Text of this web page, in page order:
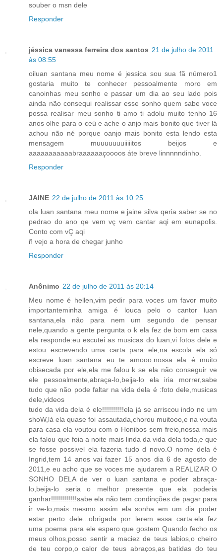
souber o msn dele
Responder
jéssica vanessa ferreira dos santos 21 de julho de 2011
às 08:55
oiluan santana meu nome é jessica sou sua fã número1
gostaria muito te conhecer pessoalmente moro em
canoinhas meu sonho e passar um dia ao seu lado pois
ainda não consequi realissar esse sonho quem sabe voce
possa realisar meu sonho ti amo ti adolu muito tenho 16
anos olhe para o ceú e ache o anjo mais bonito que tiver lá
achou não né porque oanjo mais bonito esta lendo esta
mensagem muuuuuuuiiiiitos beijos e
aaaaaaaaaaabraaaaaaçoooos áte breve linnnnndinho.
Responder
JAINE 22 de julho de 2011 às 10:25
ola luan santana meu nome e jaine silva qeria saber se no
pedrao do ano qe vem vç vem cantar aqi em eunapolis.
Conto com vÇ aqi
ñ vejo a hora de chegar junho
Responder
Anônimo 22 de julho de 2011 às 20:14
Meu nome é hellen,vim pedir para voces um favor muito
importanteminha amiga é louca pelo o cantor luan
santana,ela não para nem um segundo de pensar
nele,quando a gente pergunta o k ela fez de bom em casa
ela responde:eu escutei as musicas do luan,vi fotos dele e
estou escrevendo uma carta para ele,na escola ela só
escreve luan santana eu te amooo.nossa ela é muito
obisecada por ele,ela me falou k se ela não conseguir ve
ele pessoalmente,abraça-lo,beija-lo ela iria morrer,sabe
tudo que não pode faltar na vida dela é :foto dele,musicas
dele,videos
tudo da vida dela é ele!!!!!!!!!!!ela já se arriscou indo ne um
shoW,lá ela quase foi assautada,chorou muitooo,e na vouta
para casa ela voutou com o Honibos sem freio,nossa mais
ela falou que foia a noite mais linda da vida dela toda,e que
se fosse possivel ela fazeria tudo d novo.O nome dela é
Ingrid,tem 14 anos vai fazer 15 anos dia 6 de agosto de
2011,e eu acho que se voces me ajudarem a REALIZAR O
SONHO DELA de ver o luan santana e poder abraça-
lo,beija-lo seria o melhor presente que ela poderia
ganhar!!!!!!!!!!!!!sabe ela não tem condinções de pagar para
ir ve-lo,mais mesmo assim ela sonha em um dia poder
estar perto dele...obrigada por lerem essa carta.ela fez
uma poema para ele espero que gostem Quando fecho os
meus olhos,posso sentir a maciez de teus labios,o cheiro
de teu corpo,o calor de teus abraços,as batidas do teu